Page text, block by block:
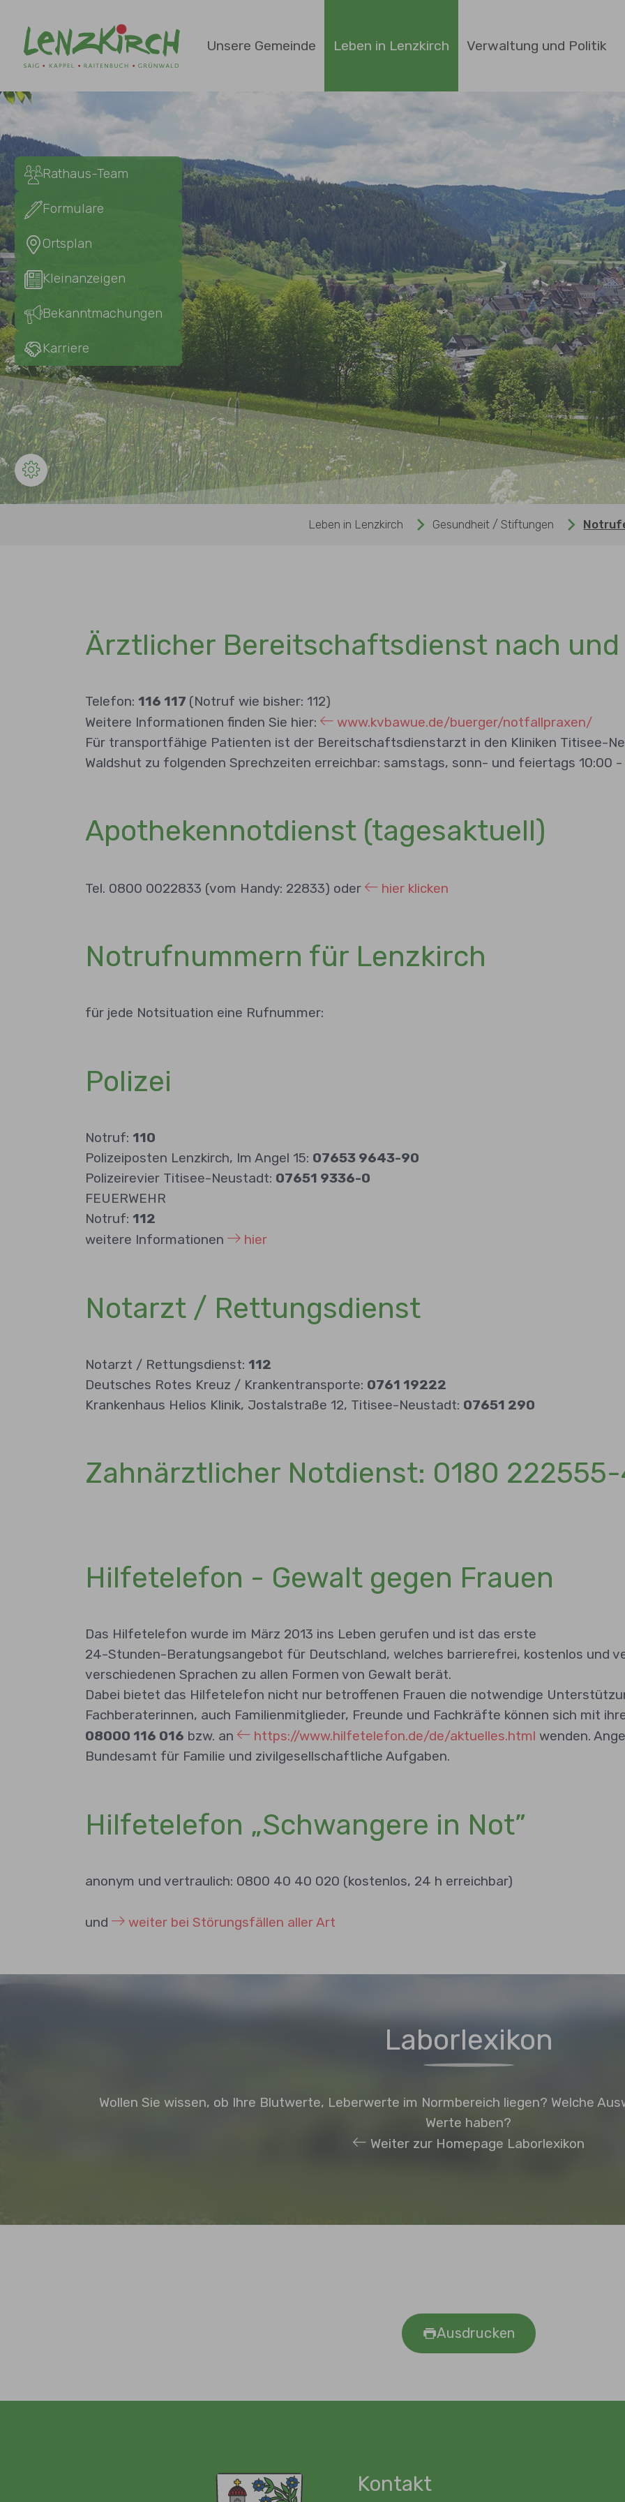
Unsere Gemeinde Leben in Lenzkirch Verwaltung und Politik
Rathaus-Team
Formulare
Ortsplan
Kleinanzeigen
Bekanntmachungen
Karriere
Leben in Lenzkirch Gesundheit / Stiftungen
Ärztlicher Bereitschaftsdienst nach und
Telefon: 116 117 (Notruf wie bisher: 112)
Weitere Informationen finden Sie hier:
www.kvbawue.de/buerger/notfallpraxen/
Für transportfähige Patienten ist der Bereitschaftsdienstarzt in den Kliniken Titisee-
Waldshut zu folgenden Sprechzeiten erreichbar: samstags, sonn- und feiertags 10:00 -
Apothekennotdienst (tagesaktuell)
Tel. 0800 0022833 (vom Handy: 22833) oder hier klicken
Notrufnummern für Lenzkirch
für jede Notsituation eine Rufnummer:
Polizei
Notruf: 110
Polizeiposten Lenzkirch, Im Angel 15: 07653 9643-90
Polizeirevier Titisee-Neustadt: 07651 9336-0
FEUERWEHR
Notruf: 112
weitere Informationen
hier
Notarzt / Rettungsdienst
Notarzt / Rettungsdienst: 112
Deutsches Rotes Kreuz / Krankentransporte: 0761 19222
Krankenhaus Helios Klinik, Jostalstraße 12, Titisee-Neustadt: 07651 290
Zahnärztlicher Notdienst: 0180
Hilfetelefon - Gewalt gegen Frauen
Das Hilfetelefon wurde im März 2013 ins Leben gerufen und ist das erste
24-Stunden-Beratungsangebot für Deutschland, welches barrierefrei, kostenlos und
verschiedenen Sprachen zu allen Formen von Gewalt berät.
Dabei bietet das Hilfetelefon nicht nur betroffenen Frauen die notwendige
Fachberaterinnen, auch Familienmitglieder, Freunde und Fachkräfte können sich mit
08000 116 016 bzw. an https://www.hilfetelefon.de/de/aktuelles.htmlwenden.
Bundesamt für Familie und zivilgesellschaftliche Aufgaben.
Hilfetelefon „Schwangere in Not”
anonym und vertraulich: 0800 40 40 020 (kostenlos, 24 h erreichbar)
und weiter bei Störungsfällen aller Art
Laborlexikon
Wollen Sie wissen, ob Ihre Blutwerte, Leberwerte im Normbereich liegen? Welche
Werte haben?
Weiter zur Homepage Laborlexikon
Ausdrucken
Kontakt